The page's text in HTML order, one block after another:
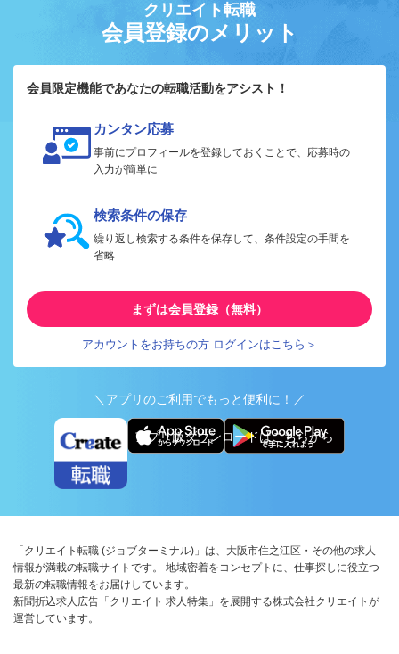
クリエイト転職
会員登録のメリット
会員限定機能であなたの転職活動をアシスト！
カンタン応募
事前にプロフィールを登録しておくことで、応募時の
入力が簡単に
検索条件の保存
繰り返し検索する条件を保存して、条件設定の手間を
省略
まずは会員登録（無料）
アカウントをお持ちの方 ログインはこちら＞
＼アプリのご利用でもっと便利に！／
アプリ版ダウンロードはこちらから
「クリエイト転職 (ジョブターミナル)」は、大阪市住之江区・その他の求人
情報が満載の転職サイトです。 地域密着をコンセプトに、仕事探しに役立つ
最新の転職情報をお届けしています。
新聞折込求人広告「クリエイト 求人特集」を展開する株式会社クリエイトが
運営しています。